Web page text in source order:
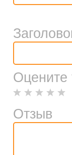
Оцените
Отзыв